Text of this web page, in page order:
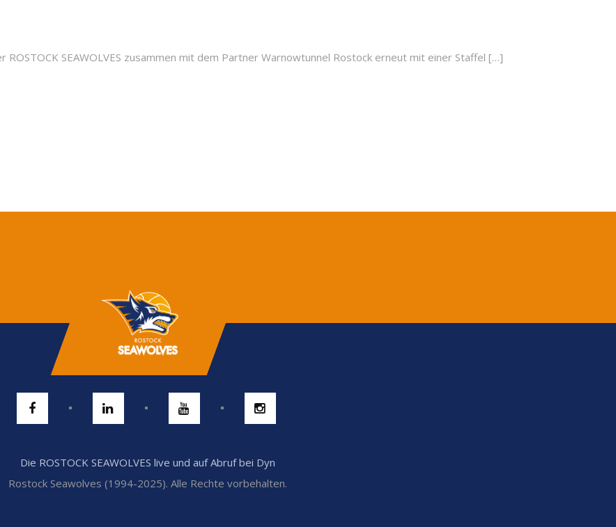
SEAWOLVES zusammen mit dem Partner Warnowtunnel Rostock erneut mit einer Staffel […]
Die ROSTOCK SEAWOLVES live und auf Abruf bei Dyn
Rostock Seawolves (1994-2025). Alle Rechte vorbehalten.